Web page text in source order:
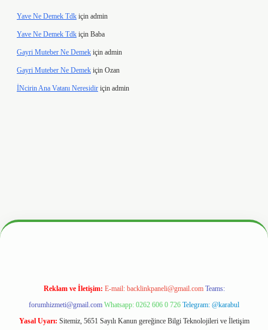
Yave Ne Demek Tdk için admin
Yave Ne Demek Tdk için Baba
Gayri Muteber Ne Demek için admin
Gayri Muteber Ne Demek için Ozan
İNcirin Ana Vatanı Neresidir için admin
Reklam ve İletişim: E-mail: backlinkpaneli@gmail.com Teams:
forumhizmeti@gmail.com Whatsapp: 0262 606 0 726 Telegram: @karabul
Yasal Uyarı: Sitemiz, 5651 Sayılı Kanun gereğince Bilgi Teknolojileri ve İletişim